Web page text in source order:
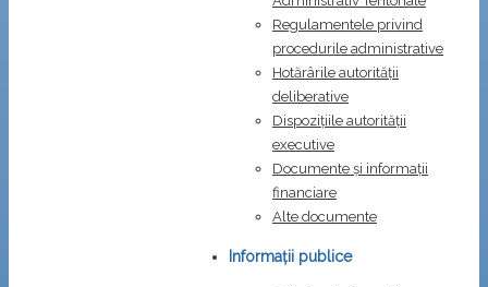
Regulamentele privind
procedurile administrative
Hotărârile autorității
deliberative
Dispozițiile autorității
executive
Documente și informații
financiare
Alte documente
Informații publice